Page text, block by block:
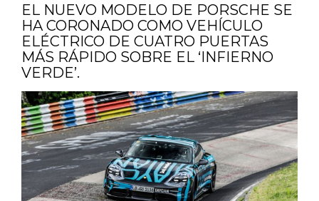
EL NUEVO MODELO DE PORSCHE SE
HA CORONADO COMO VEHÍCULO
ELÉCTRICO DE CUATRO PUERTAS
MÁS RÁPIDO SOBRE EL ‘INFIERNO
VERDE’.